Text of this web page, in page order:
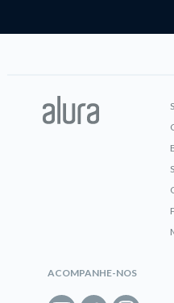
ACOMPANHE-NOS